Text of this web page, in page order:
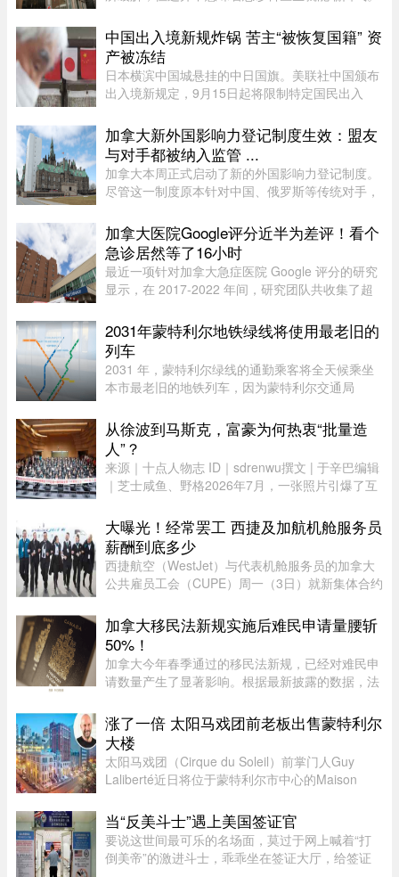
Couture 医生指出，近年来急诊医生的工作负担不
断加重，我们再也无法沿用“ ...
中国出入境新规炸锅 苦主“被恢复国籍” 资
产被冻结
日本横滨中国城悬挂的中日国旗。美联社中国颁布
出入境新规定，9月15日起将限制特定国民出入
苦主现身说法，从日本回国竟被无来由限制“10年
内不得出境”，多年来在日累 ...
加拿大新外国影响力登记制度生效：盟友
与对手都被纳入监管 ...
加拿大本周正式启动了新的外国影响力登记制度。
尽管这一制度原本针对中国、俄罗斯等传统对手，
管。该制度在立法通过两年后启动实施，旨在通过
要求相关活动公开申报、设 ...
加拿大医院Google评分近半为差评！看个
急诊居然等了16小时
最近一项针对加拿大急症医院 Google 评分的研究
显示，在 2017-2022 年间，研究团队共收集了超
深入分析。数据显示，47.9% 的评论为负面，远高
于正面（32.3%）和中立（ ...
2031年蒙特利尔地铁绿线将使用最老旧的
列车
2031 年，蒙特利尔绿线的通勤乘客将全天候乘坐
本市最老旧的地铁列车，因为蒙特利尔交通局
六年后，当蓝线延长线通车时，STM 将把现代化
的 Azur 列车从绿线调往蓝线。作为 ...
从徐波到马斯克，富豪为何热衷“批量造
人”？
来源｜十点人物志 ID｜sdrenwu撰文 | 于辛巴编辑
｜芝士咸鱼、野格2026年7月，一张照片引爆了互
列。两边站着照顾他们的阿姨，前方拉着一条横
幅。照片由多益网络官方微博 ...
大曝光！经常罢工 西捷及加航机舱服务员
薪酬到底多少
西捷航空（WestJet）与代表机舱服务员的加拿大
公共雇员工会（CUPE）周一（3日）就新集体合约
西捷航空周一在官网公布的薪酬资料，该公司机舱
服务员薪酬为每个「薪酬工时 ...
加拿大移民法新规实施后难民申请量腰斩
50%！
加拿大今年春季通过的移民法新规，已经对难民申
请数量产生了显著影响。根据最新披露的数据，法
请，较去年同期的 2.78 万宗减少近一半。新法生
效，难民通道收紧今年 3 ...
涨了一倍 太阳马戏团前老板出售蒙特利尔
大楼
太阳马戏团（Cirque du Soleil）前掌门人Guy
Laliberté近日将位于蒙特利尔市中心的Maison
Mach，成交价达9300万元。Groupe Mach董事长
兼首席执行官Vincent Chiara昨天周四向 ...
当“反美斗士”遇上美国签证官
要说这世间最可乐的名场面，莫过于网上喊着“打
倒美帝”的激进斗士，乖乖坐在签证大厅，给签证